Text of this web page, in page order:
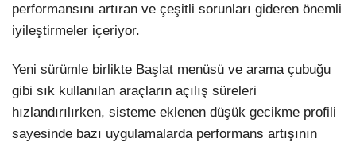
Facebook
performansını artıran ve çeşitli sorunları gideren önemli
iyileştirmeler içeriyor.
Yeni sürümle birlikte Başlat menüsü ve arama çubuğu
gibi sık kullanılan araçların açılış süreleri
hızlandırılırken, sisteme eklenen düşük gecikme profili
sayesinde bazı uygulamalarda performans artışının